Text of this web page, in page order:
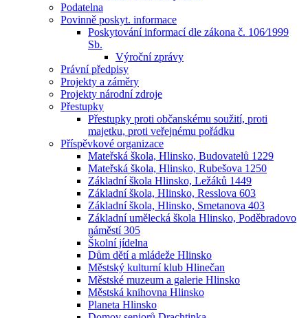
Podatelna
Povinně poskyt. informace
Poskytování informací dle zákona č. 106⁄1999
Sb.
Výroční zprávy
Právní předpisy
Projekty a záměry
Projekty národní zdroje
Přestupky
Přestupky proti občanskému soužití, proti
majetku, proti veřejnému pořádku
Příspěvkové organizace
Mateřská škola, Hlinsko, Budovatelů 1229
Mateřská škola, Hlinsko, Rubešova 1250
Základní škola Hlinsko, Ležáků 1449
Základní škola, Hlinsko, Resslova 603
Základní škola, Hlinsko, Smetanova 403
Základní umělecká škola Hlinsko, Poděbradovo
náměstí 305
Školní jídelna
Dům dětí a mládeže Hlinsko
Městský kulturní klub Hlinečan
Městské muzeum a galerie Hlinsko
Městská knihovna Hlinsko
Planeta Hlinsko